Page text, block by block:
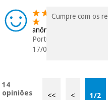
anônimo
Portugal
17/05/2018
Cumpre com os
14
opiniões
<< < 1/2